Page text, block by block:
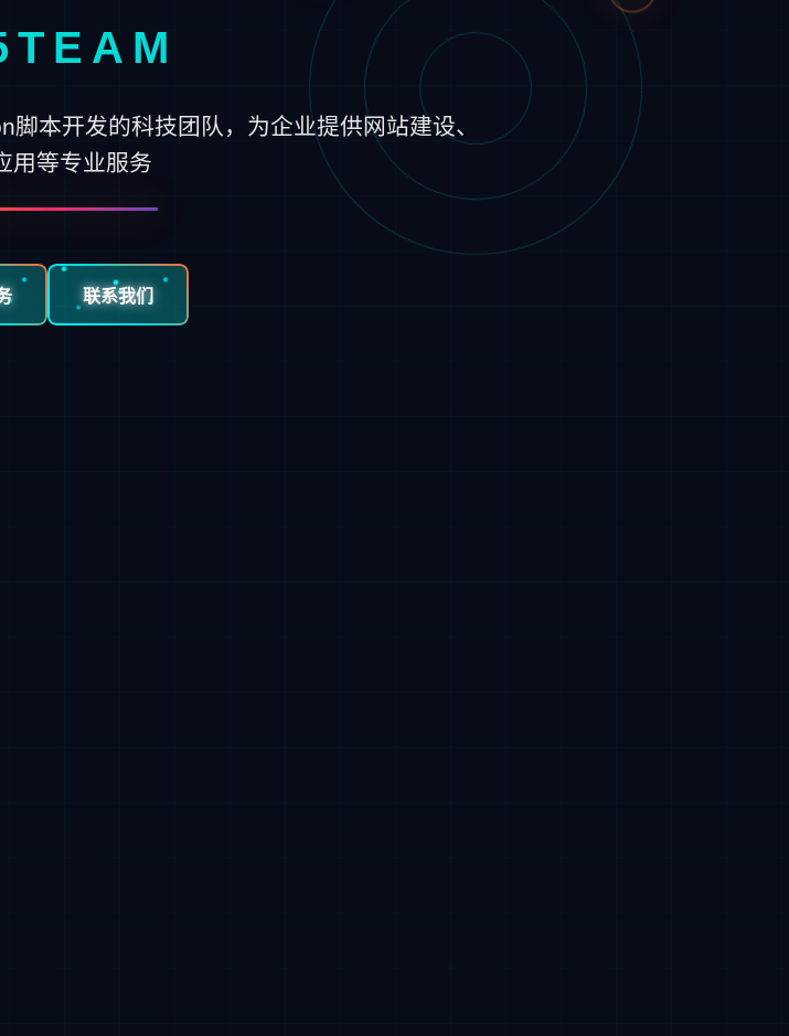
本开发的科技团队，为企业提供网站建设、
用等专业服务
联系我们